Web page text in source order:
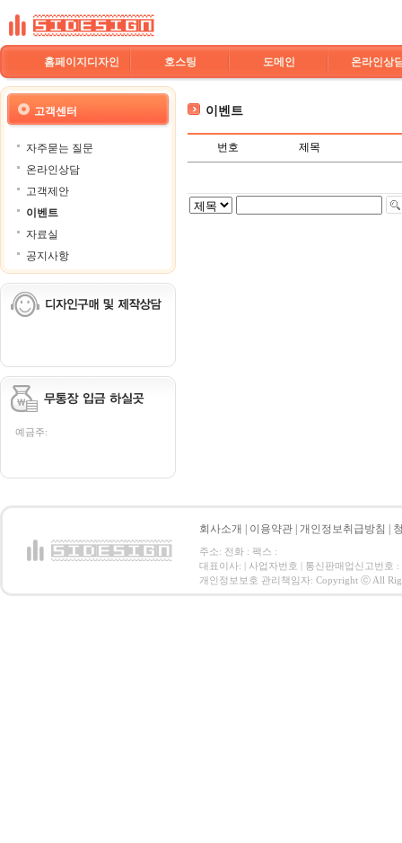
홈페이지디자인 호스팅 도메인 온라인상
고객센터
자주묻는 질문
온라인상담
고객제안
이벤트
자료실
공지사항
예금주:
이벤트
번호 제목
회사소개 이용약관 개인정보취급방침
주소: 전화 : 팩스 :
대표이사: | 사업자번호 | 통신판매업신고번호 :
개인정보보호 관리책임자: Copyright ⓒ All